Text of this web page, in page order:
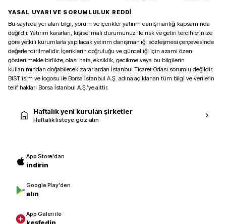
YASAL UYARI VE SORUMLULUK REDDİ
Bu sayfada yer alan bilgi, yorum ve içerikler yatırım danışmanlığı kapsamında
değildir. Yatırım kararları, kişisel mali durumunuz ile risk ve getiri tercihlerinize
göre yetkili kurumlarla yapılacak yatırım danışmanlığı sözleşmesi çerçevesinde
değerlendirilmelidir. İçeriklerin doğruluğu ve güncelliği için azami özen
gösterilmekle birlikte, olası hata, eksiklik, gecikme veya bu bilgilerin
kullanımından doğabilecek zararlardan İstanbul Ticaret Odası sorumlu değildir.
BIST isim ve logosu ile Borsa İstanbul A.Ş. adına açıklanan tüm bilgi ve verilerin
telif hakları Borsa İstanbul A.Ş.’ye aittir.
Haftalık yeni kurulan şirketler
Haftalık listeye göz atın
App Store'dan
indirin
Google Play'den
alın
App Galeri ile